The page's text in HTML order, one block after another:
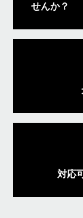
せんか？
A
規格
A
対応
A
各
また